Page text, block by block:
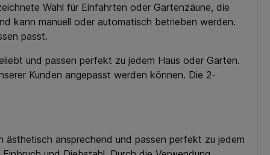
Wahl für Einfahrten oder Gartenzäune, die
kann manuell oder automatisch betrieben werden.
passt.
und passen perfekt zu jedem Haus oder Garten.
Kunden angepasst werden können. Die 2-
ästhetisch ansprechend und passen perfekt zu jedem